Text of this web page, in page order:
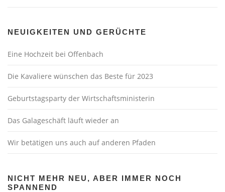
NEUIGKEITEN UND GERÜCHTE
Eine Hochzeit bei Offenbach
Die Kavaliere wünschen das Beste für 2023
Geburtstagsparty der Wirtschaftsministerin
Das Galageschäft läuft wieder an
Wir betätigen uns auch auf anderen Pfaden
NICHT MEHR NEU, ABER IMMER NOCH
SPANNEND